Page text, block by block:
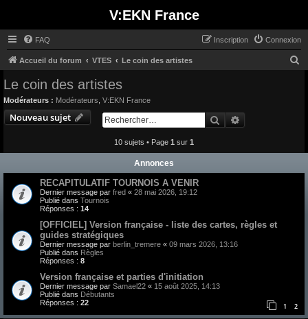
V:EKN France
FAQ Connexion
Inscription
Accueil du forum VTES Le coin des artistes
h
Le coin des artistes
Modérateurs : Modérateurs V:EKN France
Nouveau sujet Rechercher
10 sujets • Page 1 sur 1
Annonces
RECAPITULATIF TOURNOIS A VENIR
Dernier message par fred « 28 mai 2026, 19:12
Publié dans Tournois
Réponses : 14
[OFFICIEL] Version française - liste des cartes, règles et
guides stratégiques
Dernier message par berlin_tremere « 09 mars 2026, 13:16
Publié dans Règles
Réponses : 8
Version française et parties d'initiation
Dernier message par Samael22 « 15 août 2025, 14:13
Publié dans Débutants
Réponses : 22 1 2